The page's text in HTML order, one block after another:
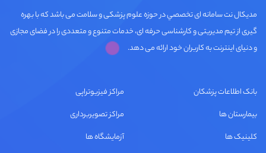
مديكال نت سامانه ای تخصصي در حوزه علوم پزشکی و سلامت می باشد که با بهره
گیری از تیم مدیریتی و کارشناسی حرفه ای، خدمات متنوع و متعددی را در فضای مجازی
و دنیای اینترنت به کاربران خود ارائه می دهد.
بانک اطلاعات پزشکان
بیمارستان ها
کلینیک ها
مراکز فیزیوتراپی
مراکز تصویربرداری
آزمایشگاه ها